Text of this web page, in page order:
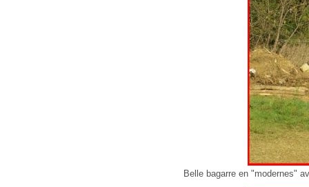
Belle bagarre en "modernes"